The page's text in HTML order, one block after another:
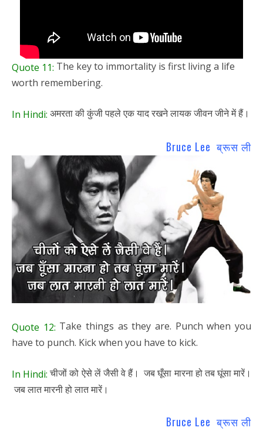
Quote 11: The key to immortality is first living a life
worth remembering.
In Hindi: अमरता की कुंजी पहले एक याद रखने लायक जीवन जीने में हैं।
Bruce Lee ब्रूस ली
Quote 12: Take things as they are. Punch when you
have to punch. Kick when you have to kick.
In Hindi:चीजों को ऐसे लें जैसी वे हैं। जब घूँसा मारना हो तब घूंसा मारें।
जब लात मारनी हो लात मारें।
Bruce Lee ब्रूस ली